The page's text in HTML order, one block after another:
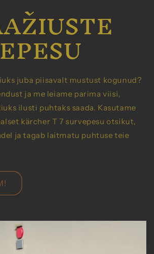
juba piisavalt mustust kogunud?
ja me leiame parima viisi,
ilusti puhtaks saada. Kasutame
kärcher T 7 survepesu otsikut,
ja tagab laitmatu puhtuse teie